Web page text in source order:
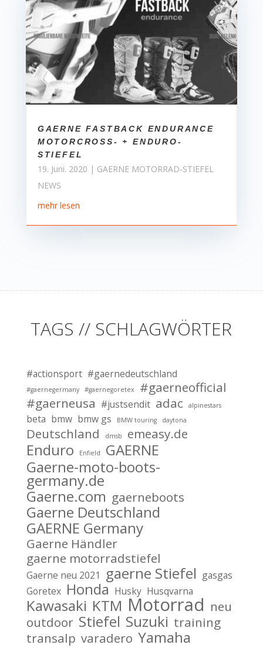
GAERNE FASTBACK ENDURANCE
MOTORCROSS- + ENDURO-
STIEFEL
19. Juni. 2020 | GAERNE MOTORRAD-STIEFEL
NEWS
mehr lesen
TAGS // SCHLAGWÖRTER
#actionsport #gaernedeutschland
#gaernegermany #gaernegoretex
#gaerneofficial
#gaerneusa #justsendit adac alpinestars
beta bmw bmw gs BMW touring daytona
Deutschland dmsb emeasy.de
Enduro Enfield
GAERNE
Gaerne-moto-boots-
germany.de
Gaerne.com gaerneboots
Gaerne Deutschland
GAERNE Germany
Gaerne Händler
gaerne motorradstiefel
Gaerne neu 2021 gaerne Stiefel gasgas
Goretex Honda Husky Husqvarna
Kawasaki KTM Motorrad neu
outdoor Stiefel Suzuki training
transalp varadero Yamaha